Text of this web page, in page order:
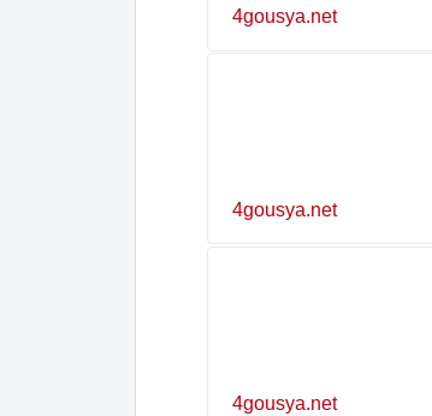
4gousya.net
4gousya.net
4gousya.net